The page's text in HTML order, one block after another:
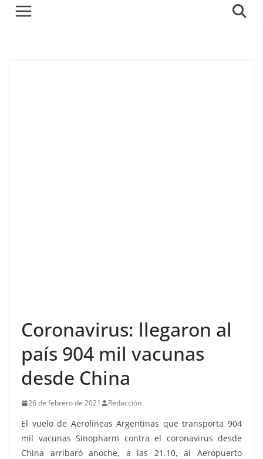
Coronavirus: llegaron al
país 904 mil vacunas
desde China
26 de febrero de 2021 Redacción
El vuelo de Aerolíneas Argentinas que transporta 904
mil vacunas Sinopharm contra el coronavirus desde
China arribaró anoche, a las 21.10, al Aeropuerto